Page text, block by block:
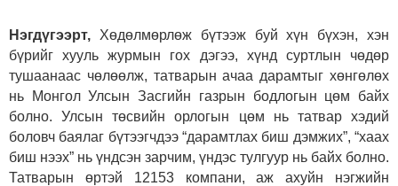
Нэгдүгээрт, Хөдөлмөрлөж бүтээж буй хүн бүхэн, хэн
бүрийг хууль журмын гох дэгээ, хүнд суртлын чөдөр
тушаанаас чөлөөлж, татварын ачаа дарамтыг хөнгөлөх
нь Монгол Улсын Засгийн газрын бодлогын цөм байх
болно. Улсын төсвийн орлогын цөм нь татвар хэдий
боловч баялаг бүтээгчдээ “дарамтлах биш дэмжих”, “хаах
биш нээх” нь үндсэн зарчим, үндэс тулгуур нь байх болно.
Татварын өртэй 12153 компани, аж ахуйн нэгжийн